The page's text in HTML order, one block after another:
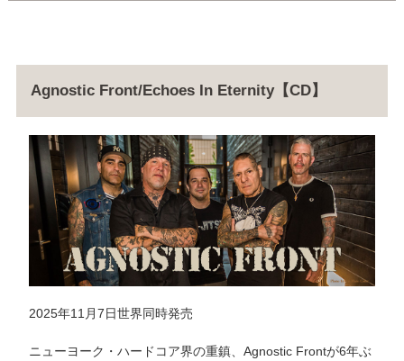
Agnostic Front/Echoes In Eternity【CD】
2025年11月7日世界同時発売
ニューヨーク・ハードコア界の重鎮、Agnostic Frontが6年ぶ